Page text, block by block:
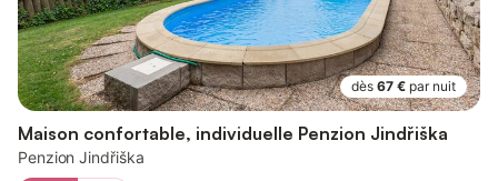
dès 67 € par nuit
Maison confortable, individuelle Penzion Jindřiška
Penzion Jindřiška